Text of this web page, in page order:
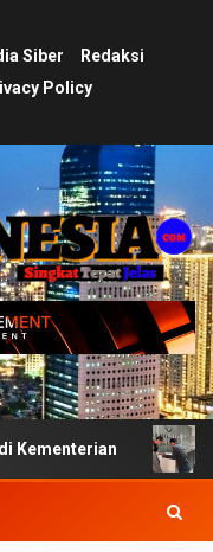
Siber
Redaksi
Policy
Ujian